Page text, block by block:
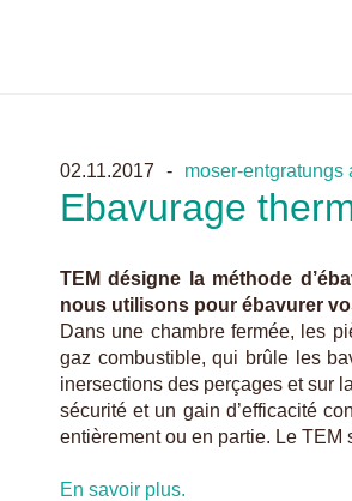
02.11.2017 moser-entgratungs
Ebavurage
TEM désigne la méthode
nous utilisons pour ébavurer
Dans une chambre fermée, les
gaz combustible, qui brûle les
inersections des perçages et sur
sécurité et un gain d’efficacité
entièrement ou en partie. Le
En savoir plus.